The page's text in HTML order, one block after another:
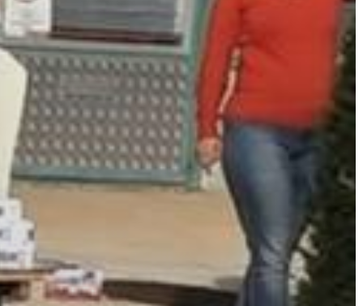
GYÖNGYÖS
VÁROS
ÉRTÉKTÁRA
VÁROSUNKRÓL
LAKOSSÁGI
INFORMÁCIÓK
KVÍZ